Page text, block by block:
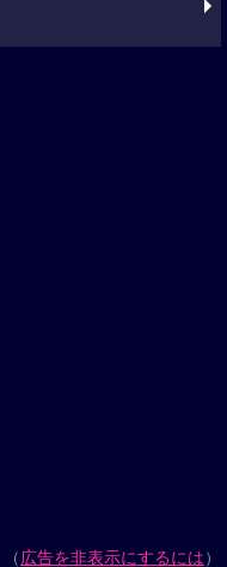
（広告を非表示にするには）